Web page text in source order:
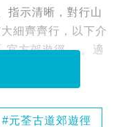
指示清晰，對行山
細齊齊行，以下介
官方郊遊徑 」。適
元荃古道郊遊徑